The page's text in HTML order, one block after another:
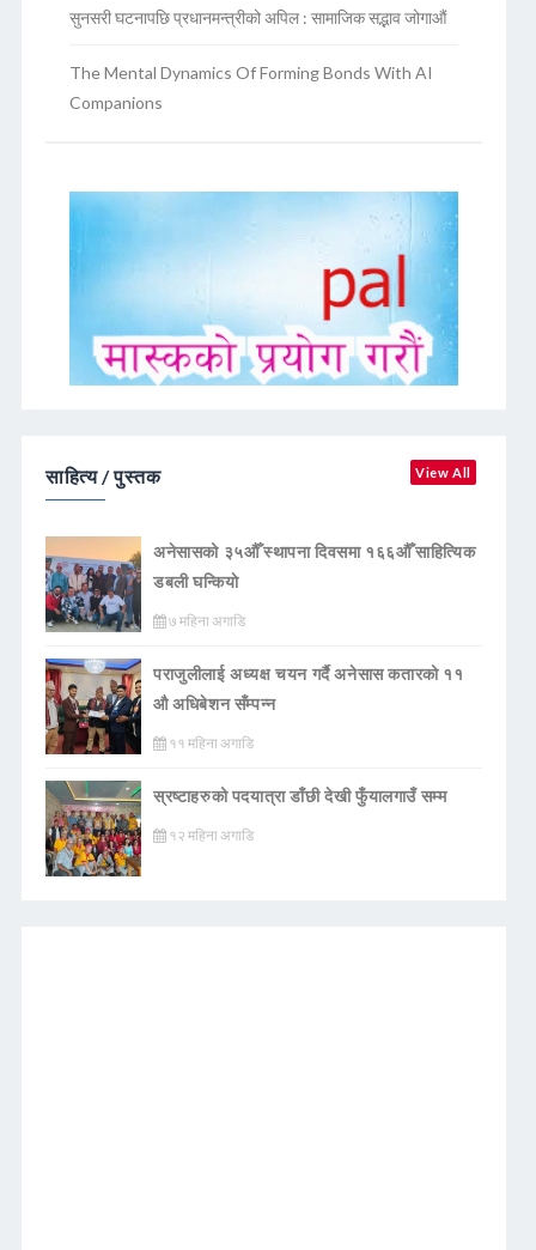
सुनसरी घटनापछि प्रधानमन्त्रीको अपिल : सामाजिक सद्भाव जोगाऔं
The Mental Dynamics Of Forming Bonds With AI
Companions
साहित्य / पुस्तक View All
अनेसासको ३५औँ स्थापना दिवसमा १६६औँ साहित्यिक
डबली घन्कियाे
७ महिना अगाडि
पराजुलीलाई अध्यक्ष चयन गर्दै अनेसास कतारको ११
औ अधिबेशन सँम्पन्न
११ महिना अगाडि
स्रष्टाहरुको पदयात्रा डाँछी देखी फुँयालगाउँ सम्म
१२ महिना अगाडि